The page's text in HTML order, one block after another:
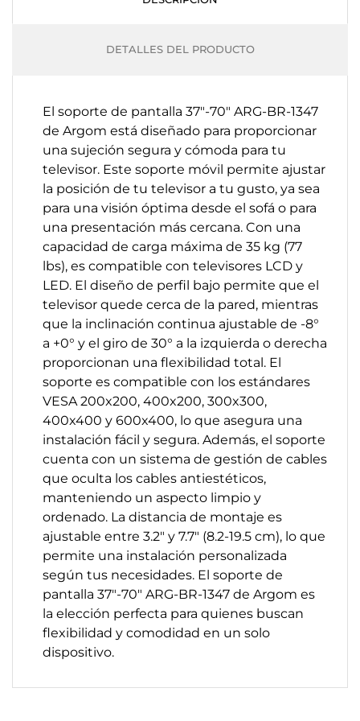
DETALLES DEL PRODUCTO
El soporte de pantalla 37"-70" ARG-BR-1347
de Argom está diseñado para proporcionar
una sujeción segura y cómoda para tu
televisor. Este soporte móvil permite ajustar
la posición de tu televisor a tu gusto, ya sea
para una visión óptima desde el sofá o para
una presentación más cercana. Con una
capacidad de carga máxima de 35 kg (77
lbs), es compatible con televisores LCD y
LED. El diseño de perfil bajo permite que el
televisor quede cerca de la pared, mientras
que la inclinación continua ajustable de -8°
a +0° y el giro de 30° a la izquierda o derecha
proporcionan una flexibilidad total. El
soporte es compatible con los estándares
VESA 200x200, 400x200, 300x300,
400x400 y 600x400, lo que asegura una
instalación fácil y segura. Además, el soporte
cuenta con un sistema de gestión de cables
que oculta los cables antiestéticos,
manteniendo un aspecto limpio y
ordenado. La distancia de montaje es
ajustable entre 3.2" y 7.7" (8.2-19.5 cm), lo que
permite una instalación personalizada
según tus necesidades. El soporte de
pantalla 37"-70" ARG-BR-1347 de Argom es
la elección perfecta para quienes buscan
flexibilidad y comodidad en un solo
dispositivo.